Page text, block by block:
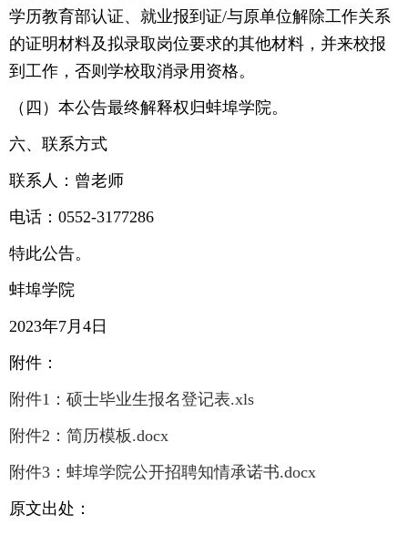
学历教育部认证、就业报到证/与原单位解除工作关系
的证明材料及拟录取岗位要求的其他材料，并来校报
到工作，否则学校取消录用资格。
（四）本公告最终解释权归蚌埠学院。
六、联系方式
联系人：曾老师
电话：0552-3177286
特此公告。
蚌埠学院
2023年7月4日
附件：
附件1：硕士毕业生报名登记表.xls
附件2：简历模板.docx
附件3：蚌埠学院公开招聘知情承诺书.docx
原文出处：